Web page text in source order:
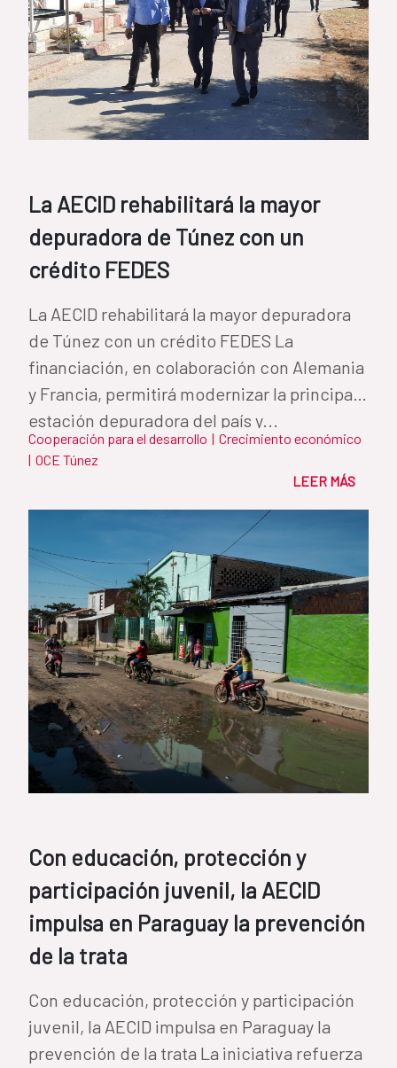
La AECID rehabilitará la mayor
depuradora de Túnez con un
crédito FEDES
La AECID rehabilitará la mayor depuradora
de Túnez con un crédito FEDES La
financiación, en colaboración con Alemania
y Francia, permitirá modernizar la principal
estación depuradora del país y...
Cooperación para el desarrollo | Crecimiento económico
| OCE Túnez
LEER MÁS
Con educación, protección y
participación juvenil, la AECID
impulsa en Paraguay la prevención
de la trata
Con educación, protección y participación
juvenil, la AECID impulsa en Paraguay la
prevención de la trata La iniciativa refuerza